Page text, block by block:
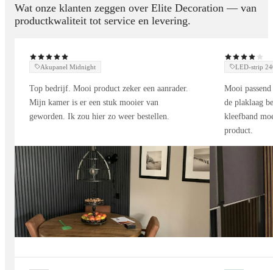
Wat onze klanten zeggen over Elite Decoration — van
productkwaliteit tot service en levering.
Akupanel Midnight
Top bedrijf. Mooi product zeker een aanrader.
Mijn kamer is er een stuk mooier van
geworden. Ik zou hier zo weer bestellen.
LED-strip
Mooi
de plaklaag
kleefband
product.